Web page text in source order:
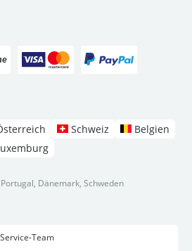
Schweiz
Belgien
Dänemark, Schweden
Team